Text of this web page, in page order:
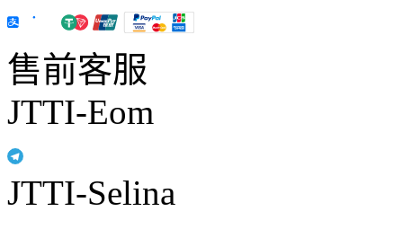
售前客服
JTTI-Eom
JTTI-Selina